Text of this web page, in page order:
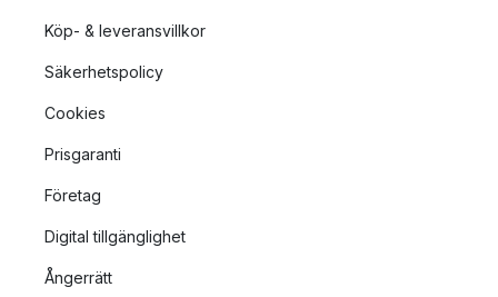
Köp- & leveransvillkor
Säkerhetspolicy
Cookies
Prisgaranti
Företag
Digital tillgänglighet
Ångerrätt